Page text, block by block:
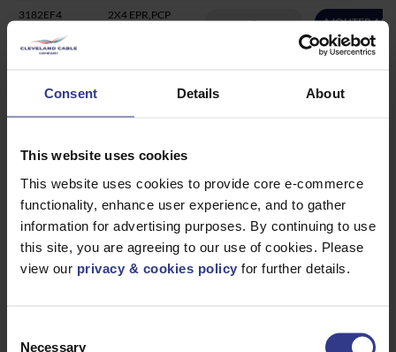
Consent Details About
This website uses cookies
This website uses cookies to provide core e-commerce
functionality, enhance user experience, and to gather
information for advertising purposes. By continuing to use
this site, you are agreeing to our use of cookies. Please
view our privacy & cookies policy for further details.
Necessary
3182EF4
2X4 EPR,PCP
H07RN-F
AJOUTER AU
3183EF4
EXTREMEFLEX90
AJOUTER AU
3183EF4R100
3X4 EPR, CPE
450/750V
AD8 90 DEG C
100M REEL
3184EF4
4X4 EPR, PCP
H07RN-F
450/750 V
EXTREMEFLEX90
AJOUTER AU